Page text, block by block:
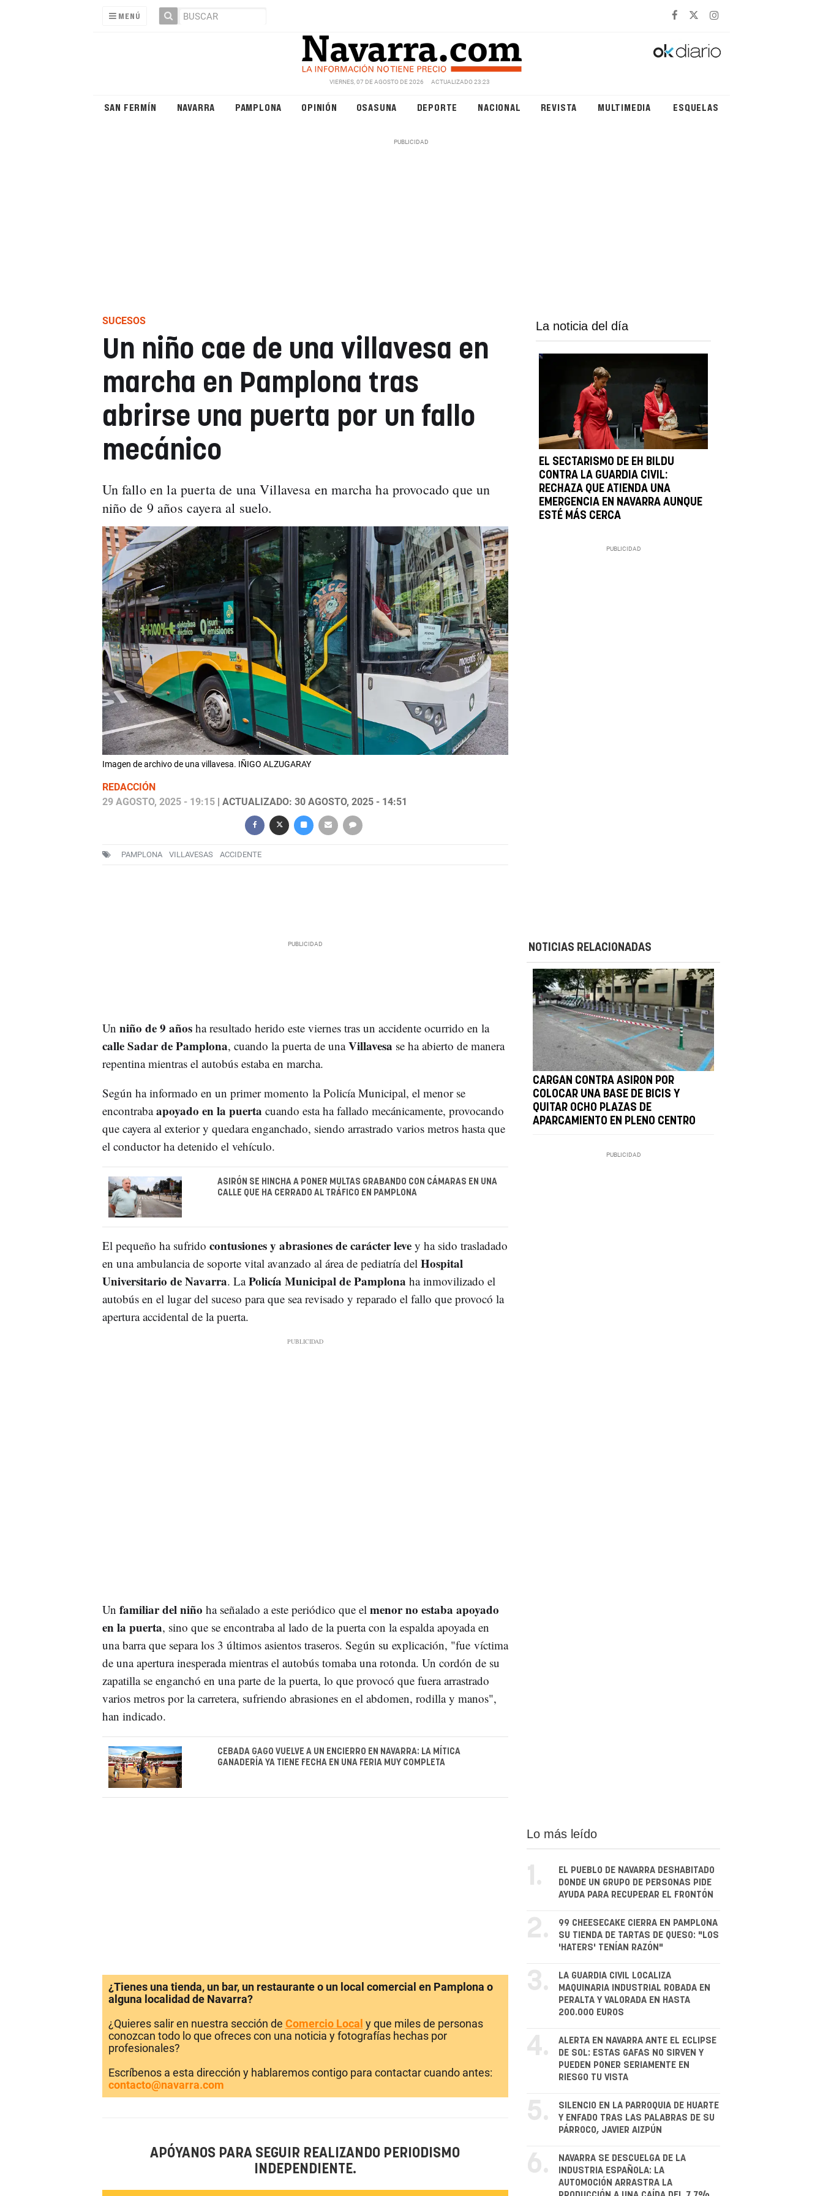
MENÚ
VIERNES, 07 DE AGOSTO DE 2026 ACTUALIZADO 23:23
SAN FERMÍN NAVARRA PAMPLONA OPINIÓN OSASUNA DEPORTE NACIONAL REVISTA MULTIMEDIA ESQUELAS
SUCESOS
Un niño cae de una villavesa en
marcha en Pamplona tras
abrirse una puerta por un fallo
mecánico
Un fallo en la puerta de una Villavesa en marcha ha provocado que un
niño de 9 años cayera al suelo.
Imagen de archivo de una villavesa. IÑIGO ALZUGARAY
REDACCIÓN
29 AGOSTO, 2025 - 19:15| ACTUALIZADO: 30 AGOSTO, 2025 - 14:51
PAMPLONA VILLAVESAS ACCIDENTE
La noticia del día
EL SECTARISMO DE EH BILDU
CONTRA LA GUARDIA CIVIL:
RECHAZA QUE ATIENDA UNA
EMERGENCIA EN NAVARRA AUNQUE
ESTÉ MÁS CERCA
Un niño de 9 añosha resultado herido este viernes tras un accidente ocurrido en la
calle Sadar de Pamplona, cuando la puerta de unaVillavesa se ha abierto de manera
repentina mientras el autobús estaba en marcha.
Según ha informado en un primer momento la Policía Municipal, el menor se
encontrabaapoyado en la puerta cuando esta ha fallado mecánicamente, provocando
que cayera al exterior y quedara enganchado, siendo arrastrado varios metros hasta que
el conductor ha detenido el vehículo.
ASIRÓN SE HINCHA A PONER MULTAS GRABANDO CON CÁMARAS EN UNA
CALLE QUE HA CERRADO AL TRÁFICO EN PAMPLONA
El pequeño ha sufrido contusiones y abrasiones de carácter levey ha sido trasladado
en una ambulancia de soporte vital avanzado al área de pediatría del Hospital
Universitario de Navarra. LaPolicía Municipal de Pamplona ha inmovilizado el
autobús en el lugar del suceso para que sea revisado y reparado el fallo que provocó la
apertura accidental de la puerta.
Un familiar del niño ha señalado a este periódico que el menor no estaba apoyado
en la puerta, sino que se encontraba al lado de la puerta con la espalda apoyada en
una barra que separa los 3 últimos asientos traseros. Según su explicación, "fue víctima
de una apertura inesperada mientras el autobús tomaba una rotonda. Un cordón de su
zapatilla se enganchó en una parte de la puerta, lo que provocó que fuera arrastrado
varios metros por la carretera, sufriendo abrasiones en el abdomen, rodilla y manos",
han indicado.
CEBADA GAGO VUELVE A UN ENCIERRO EN NAVARRA: LA MÍTICA
GANADERÍA YA TIENE FECHA EN UNA FERIA MUY COMPLETA
NOTICIAS RELACIONADAS
CARGAN CONTRA ASIRON POR
COLOCAR UNA BASE DE BICIS Y
QUITAR OCHO PLAZAS DE
APARCAMIENTO EN PLENO CENTRO
¿Tienes una tienda, un bar, un restaurante o un local comercial en Pamplona o
alguna localidad de Navarra?
¿Quieres salir en nuestra sección de Comercio Local y que miles de personas
conozcan todo lo que ofreces con una noticia y fotografías hechas por
profesionales?
Escríbenos a esta dirección y hablaremos contigo para contactar cuando antes:
contacto@navarra.com
APÓYANOS PARA SEGUIR REALIZANDO PERIODISMO
INDEPENDIENTE.
Lo más leído
1.
EL PUEBLO DE NAVARRA DESHABITADO
DONDE UN GRUPO DE PERSONAS PIDE
AYUDA PARA RECUPERAR EL FRONTÓN
2.
99 CHEESECAKE CIERRA EN PAMPLONA
SU TIENDA DE TARTAS DE QUESO: "LOS
'HATERS' TENÍAN RAZÓN"
3.
LA GUARDIA CIVIL LOCALIZA
MAQUINARIA INDUSTRIAL ROBADA EN
PERALTA Y VALORADA EN HASTA
200.000 EUROS
4.
ALERTA EN NAVARRA ANTE EL ECLIPSE
DE SOL: ESTAS GAFAS NO SIRVEN Y
PUEDEN PONER SERIAMENTE EN
RIESGO TU VISTA
5.
SILENCIO EN LA PARROQUIA DE HUARTE
Y ENFADO TRAS LAS PALABRAS DE SU
PÁRROCO, JAVIER AIZPÚN
6.
NAVARRA SE DESCUELGA DE LA
INDUSTRIA ESPAÑOLA: LA
AUTOMOCIÓN ARRASTRA LA